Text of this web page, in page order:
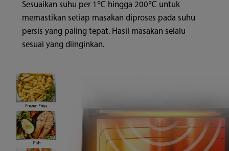
Sesuaikan suhu per 1℃ hingga 200℃ untuk
memastikan setiap masakan diproses pada suhu
persis yang paling tepat. Hasil masakan selalu
sesuai yang diinginkan.